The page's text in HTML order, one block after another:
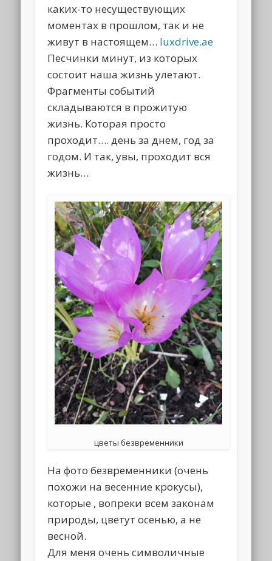
каких-то несуществующих
моментах в прошлом, так и не
живут в настоящем… luxdrive.ae
Песчинки минут, из которых
состоит наша жизнь улетают.
Фрагменты событий
складываются в прожитую
жизнь. Которая просто
проходит…. день за днем, год за
годом. И так, увы, проходит вся
жизнь…
цветы безвременники
На фото безвременники (очень
похожи на весенние крокусы),
которые , вопреки всем законам
природы, цветут осенью, а не
весной.
Для меня очень символичные